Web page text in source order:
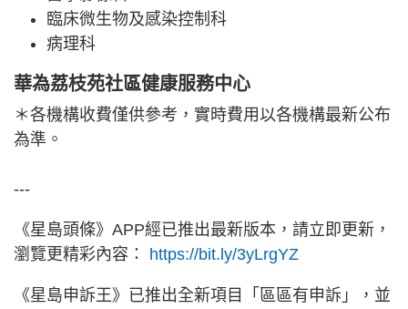
臨床微生物及感染控制科
病理科
華為荔枝苑社區健康服務中心
＊各機構收費僅供參考，實時費用以各機構最新公布
為準。
---
《星島頭條》APP經已推出最新版本，請立即更新，
瀏覽更精彩內容： https://bit.ly/3yLrgYZ
《星島申訴王》已推出全新項目「區區有申訴」，並